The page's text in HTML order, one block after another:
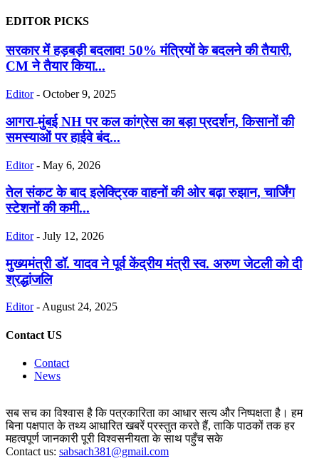
EDITOR PICKS
सरकार में हड़बड़ी बदलाव! 50% मंत्रियों के बदलने की तैयारी,
CM ने तैयार किया...
Editor - October 9, 2025
आगरा-मुंबई NH पर कल कांग्रेस का बड़ा प्रदर्शन, किसानों की
समस्याओं पर हाईवे बंद...
Editor - May 6, 2026
तेल संकट के बाद इलेक्ट्रिक वाहनों की ओर बढ़ा रुझान, चार्जिंग
स्टेशनों की कमी...
Editor - July 12, 2026
मुख्यमंत्री डॉ. यादव ने पूर्व केंद्रीय मंत्री स्व. अरुण जेटली को दी
श्रद्धांजलि
Editor -August 24, 2025
Contact US
Contact
News
सब सच का विश्वास है कि पत्रकारिता का आधार सत्य और निष्पक्षता है। हम
बिना पक्षपात के तथ्य आधारित खबरें प्रस्तुत करते हैं, ताकि पाठकों तक हर
महत्वपूर्ण जानकारी पूरी विश्वसनीयता के साथ पहुँच सके
Contact us: sabsach381@gmail.com